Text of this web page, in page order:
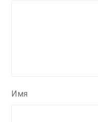
Имя